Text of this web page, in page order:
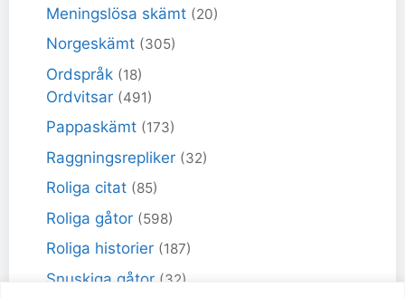
Meningslösa skämt (20)
Norgeskämt (305)
Ordspråk (18)
Ordvitsar (491)
Pappaskämt (173)
Raggningsrepliker (32)
Roliga citat (85)
Roliga gåtor (598)
Roliga historier (187)
Snuskiga gåtor (32)